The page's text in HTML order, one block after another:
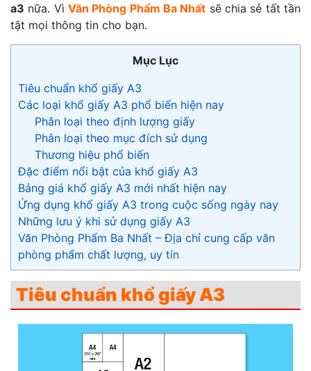
a3 nữa. Vì Văn Phòng Phẩm Ba Nhất sẽ chia sẻ tất tần
tật mọi thông tin cho bạn.
Mục Lục
Tiêu chuẩn khổ giấy A3
Các loại khổ giấy A3 phổ biến hiện nay
Phân loại theo định lượng giấy
Phân loại theo mục đích sử dụng
Thương hiệu phổ biến
Đặc điểm nổi bật của khổ giấy A3
Bảng giá khổ giấy A3 mới nhất hiện nay
Ứng dụng khổ giấy A3 trong cuộc sống ngày nay
Những lưu ý khi sử dụng giấy A3
Văn Phòng Phẩm Ba Nhất – Địa chỉ cung cấp văn
phòng phẩm chất lượng, uy tín
Tiêu chuẩn khổ giấy A3